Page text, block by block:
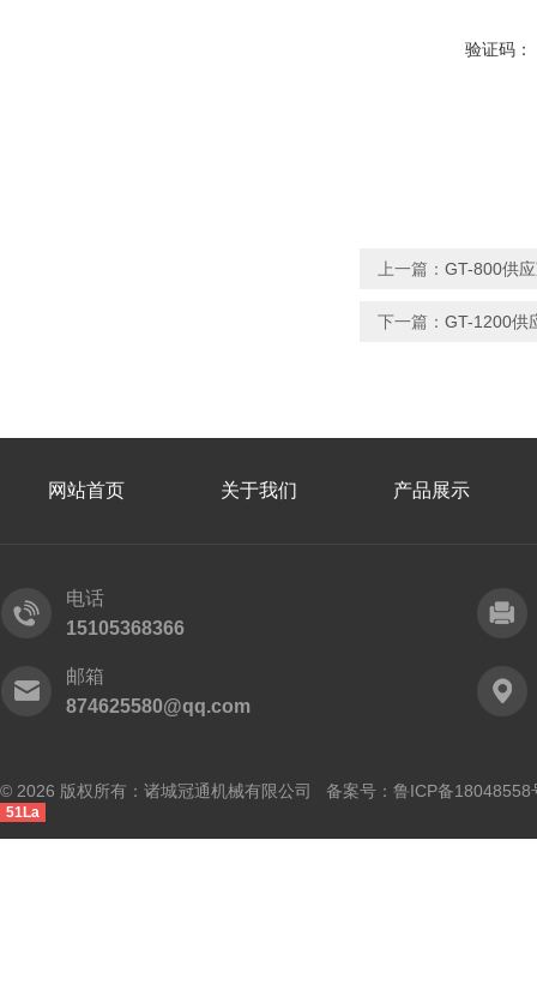
验证码：
上一篇： GT-800供
下一篇： GT-1200供
网站首页 关于我们 产品展示
电话
15105368366
邮箱
874625580@qq.com
© 2026 版权所有：诸城冠通机械有限公司 备案号： 鲁ICP备18048558
51La